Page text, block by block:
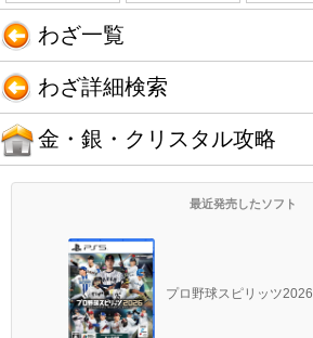
わざ一覧
わざ詳細検索
金・銀・クリスタル攻略
最近発売したソフト
プロ野球スピリッツ2026